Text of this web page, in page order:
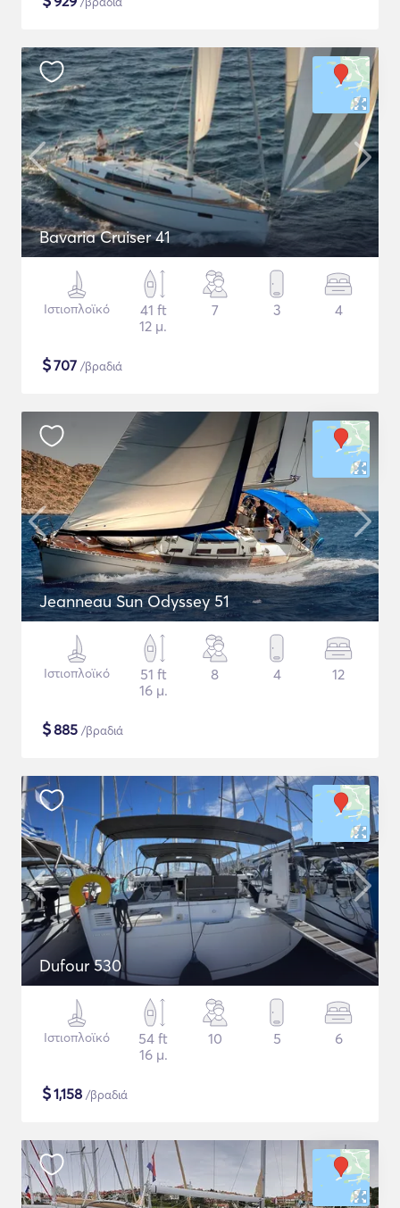
Bavaria Cruiser 41
Ιστιοπλοϊκό
41 ft
12 μ.
7 3 4
$707 /βραδιά
Jeanneau Sun Odyssey 51
Ιστιοπλοϊκό
51 ft
16 μ.
8 4 12
$885 /βραδιά
Dufour 530
Ιστιοπλοϊκό
54 ft
16 μ.
10 5 6
$1,158 /βραδιά